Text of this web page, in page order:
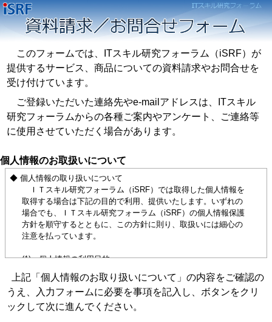
このフォームでは、ITスキル研究フォーラム（iSRF）が
提供するサービス、商品についての資料請求やお問合せを
受け付けています。
ご登録いただいた連絡先やe-mailアドレスは、ITスキル
研究フォーラムからの各種ご案内やアンケート、ご連絡等
に使用させていただく場合があります。
個人情報のお取扱いについて
◆ 個人情報の取り扱いについて
ＩＴスキル研究フォーラム（iSRF）では取得した個人情報を
取得する場合は下記の目的で利用、提供いたします。いずれの
場合でも、ＩＴスキル研究フォーラム（iSRF）の個人情報保護
方針を順守するとともに、この方針に則り、取扱いには細心の
注意を払っています。
(1) 個人情報の利用目的
個人情報の種類
利用目的
・会員特典の提供およびご連
上記「個人情報のお取り扱いについて」の内容をご確認の
うえ、入力フォームに必要を事項を記入し、ボタンをクリ
ックして次に進んでください。